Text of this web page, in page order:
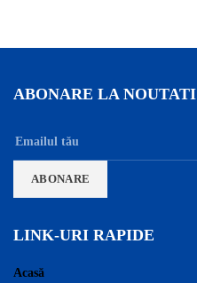
ABONARE LA NOUTATI
LINK-URI RAPIDE
Acasă